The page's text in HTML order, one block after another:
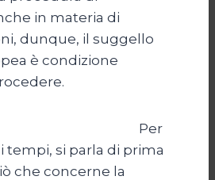
in materia di
dunque, il suggello
è condizione
Per
tempi, si parla di prima
che concerne la